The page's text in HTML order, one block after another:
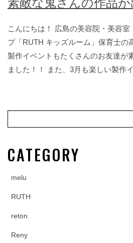
素敵な鬼さんの作品
こんにちは！ 広島の美容院・美容
プ「RUTH キッズルーム」保育士
製作イベントもたくさんのお友達が
ました！！ また、3月も楽しい製作
CATEGORY
melu
RUTH
reton
Reny